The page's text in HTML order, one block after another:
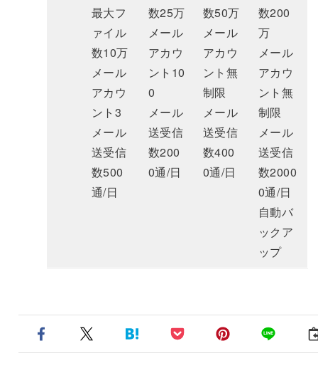
最大フ
ァイル
数10万
メール
アカウ
ント3
メール
送受信
数500
通/日
数25万
メール
アカウ
ント10
0
メール
送受信
数200
0通/日
数50万
メール
アカウ
ント無
制限
メール
送受信
数400
0通/日
数200
万
メール
アカウ
ント無
制限
メール
送受信
数2000
0通/日
自動バ
ックア
ップ